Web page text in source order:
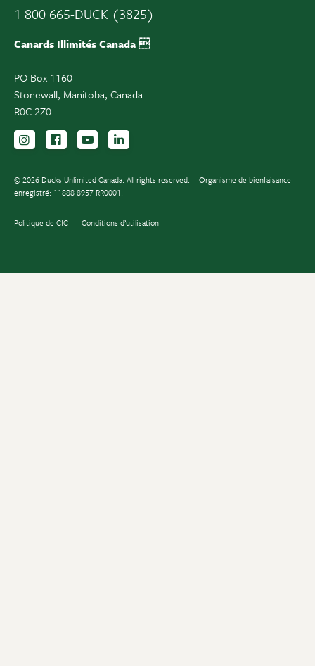
1 800 665-DUCK (3825)
Canards Illimités Canada 
PO Box 1160
Stonewall, Manitoba, Canada
R0C 2Z0
Suivez-nous sur Instagram
Suivez-nous sur Facebook
Inscrivez-vous sur YouTube
© 2026 Ducks Unlimited Canada. All rights reserved.
Organisme de bienfaisance
enregistré: 11888 8957 RR0001.
Politique de CIC Conditions d’utilisation